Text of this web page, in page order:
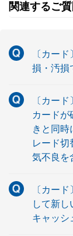
関連するご
〔カー
損・汚損
〔カー
カードが
きと同時
レード
気不良を
〔カー
して新し
キャッシ